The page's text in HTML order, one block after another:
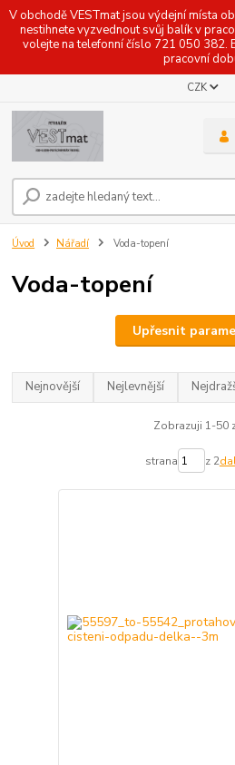
V obchodě VESTmat jsou výdejní místa
nestihnete vyzvednout svůj balík v
volejte na telefonní číslo 721 050 382.
pracovní
CZK
Úvod Nářadí Voda-topení
Voda-topení
Upřesnit
Nejnovější Nejlevnější
Zobrazuji 1-50
strana z 2